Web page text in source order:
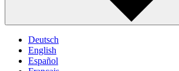
Deutsch
English
Español